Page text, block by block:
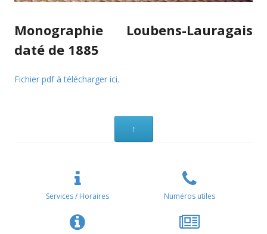
Monographie Loubens-Lauragais
daté de 1885
Fichier pdf à télécharger ici.
↑
Services / Horaires Numéros utiles